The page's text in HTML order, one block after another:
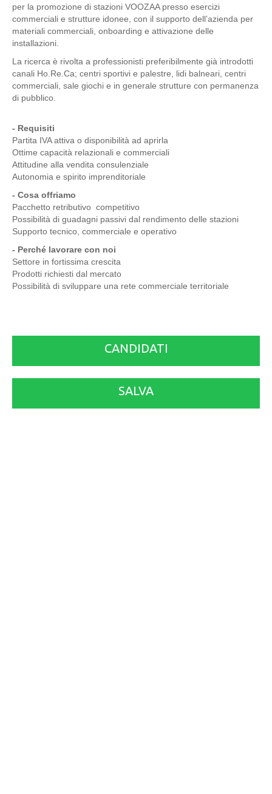
per la promozione di stazioni VOOZAA presso esercizi
commerciali e strutture idonee, con il supporto dell’azienda per
materiali commerciali, onboarding e attivazione delle
installazioni.
La ricerca è rivolta a professionisti preferibilmente già introdotti
canali Ho.Re.Ca; centri sportivi e palestre, lidi balneari, centri
commerciali, sale giochi e in generale strutture con permanenza
di pubblico.
- Requisiti
Partita IVA attiva o disponibilità ad aprirla
Ottime capacità relazionali e commerciali
Attitudine alla vendita consulenziale
Autonomia e spirito imprenditoriale
- Cosa offriamo
Pacchetto retributivo competitivo
Possibilità di guadagni passivi dal rendimento delle stazioni
Supporto tecnico, commerciale e operativo
- Perché lavorare con noi
Settore in fortissima crescita
Prodotti richiesti dal mercato
Possibilità di sviluppare una rete commerciale territoriale
CANDIDATI
SALVA